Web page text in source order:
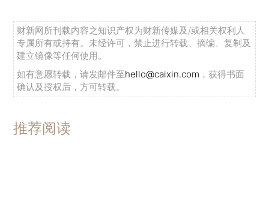
财新网所刊载内容之知识产权为财新传媒及/或相关权利人
专属所有或持有。未经许可，禁止进行转载、摘编、复制及
建立镜像等任何使用。
如有意愿转载，请发邮件至hello@caixin.com ，获得书面
确认及授权后，方可转载。
推荐阅读